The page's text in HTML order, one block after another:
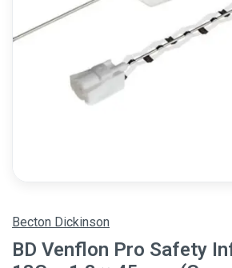
Becton Dickinson
BD Venflon Pro Safety